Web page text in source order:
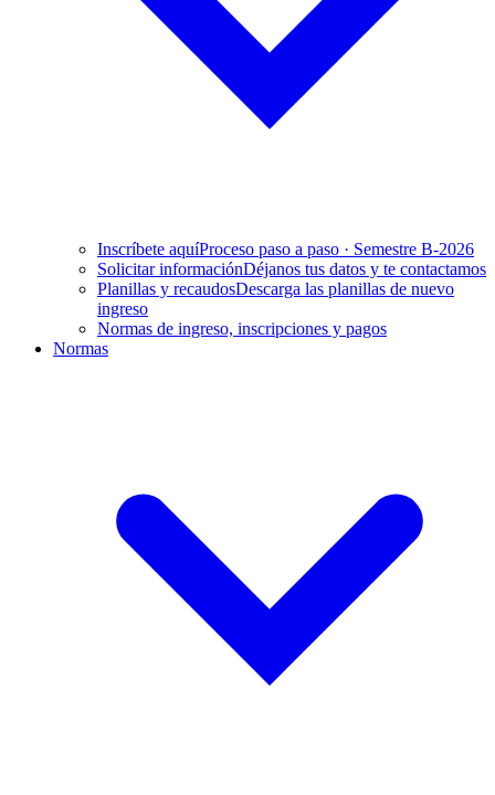
Inscríbete aquíProceso paso a paso · Semestre B-2026
Solicitar informaciónDéjanos tus datos y te contactamos
Planillas y recaudosDescarga las planillas de nuevo
ingreso
Normas de ingreso, inscripciones y pagos
Normas